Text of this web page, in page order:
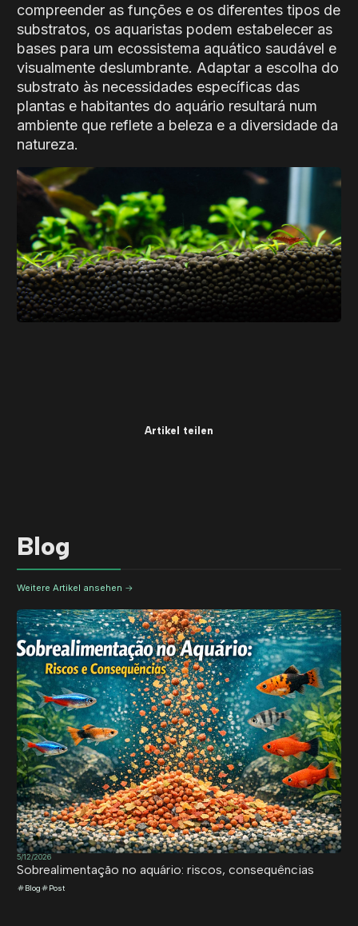
compreender as funções e os diferentes tipos de
substratos, os aquaristas podem estabelecer as
bases para um ecossistema aquático saudável e
visualmente deslumbrante. Adaptar a escolha do
substrato às necessidades específicas das
plantas e habitantes do aquário resultará num
ambiente que reflete a beleza e a diversidade da
natureza.
Artikel teilen
Blog
Weitere Artikel ansehen
5/12/2026
Sobrealimentação no aquário: riscos, consequências
Blog Post